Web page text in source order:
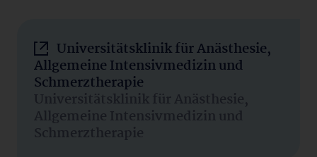
Universitätsklinik für Anästhesie,
Allgemeine Intensivmedizin und
Schmerztherapie
Universitätsklinik für Anästhesie,
Allgemeine Intensivmedizin und
Schmerztherapie